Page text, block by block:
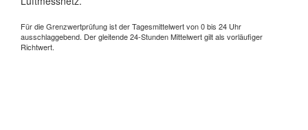
Für die Grenzwertprüfung ist der Tagesmittelwert von 0 bis 24 Uhr
ausschlaggebend. Der gleitende 24-Stunden Mittelwert gilt als vorläufiger
Richtwert.